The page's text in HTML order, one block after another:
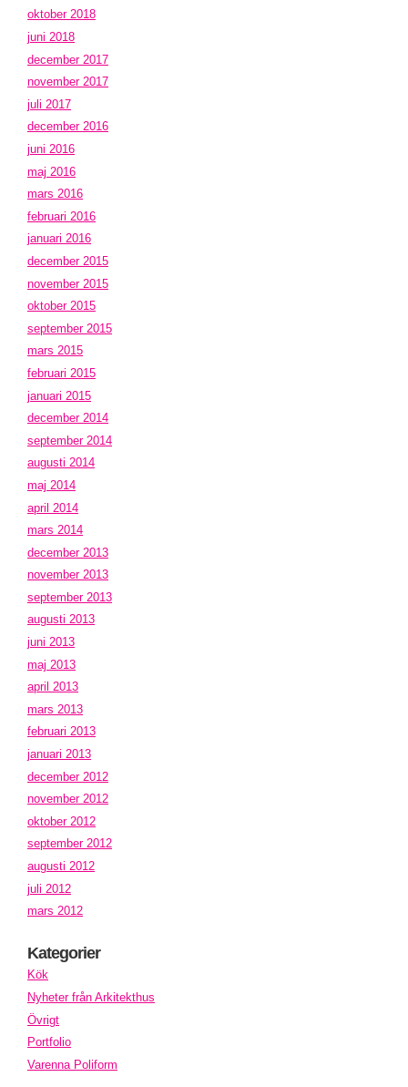
oktober 2018
juni 2018
december 2017
november 2017
juli 2017
december 2016
juni 2016
maj 2016
mars 2016
februari 2016
januari 2016
december 2015
november 2015
oktober 2015
september 2015
mars 2015
februari 2015
januari 2015
december 2014
september 2014
augusti 2014
maj 2014
april 2014
mars 2014
december 2013
november 2013
september 2013
augusti 2013
juni 2013
maj 2013
april 2013
mars 2013
februari 2013
januari 2013
december 2012
november 2012
oktober 2012
september 2012
augusti 2012
juli 2012
mars 2012
Kategorier
Kök
Nyheter från Arkitekthus
Övrigt
Portfolio
Varenna Poliform